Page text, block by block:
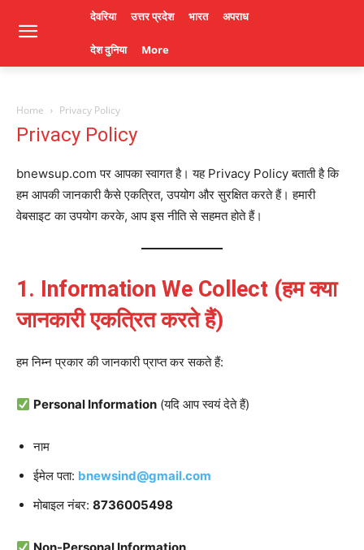
देवरिया उत्तर प्रदेश भारत अपराध
देश दुनिया More
Home Privacy Policy
Privacy Policy
bnewsup.com पर आपका स्वागत है। यह Privacy Policy बताती है कि
हम आपकी जानकारी कैसे एकत्रित, उपयोग और सुरक्षित करते हैं। हमारी
वेबसाइट का उपयोग करके, आप इस नीति से सहमत होते हैं।
1. Information We Collect (हम क्या
जानकारी एकत्रित करते हैं)
हम निम्न प्रकार की जानकारी प्राप्त कर सकते हैं:
Personal Information (यदि आप स्वयं देते हैं)
नाम
ईमेल पता: bnewsind@gmail.com
मोबाइल नंबर: 8736005498